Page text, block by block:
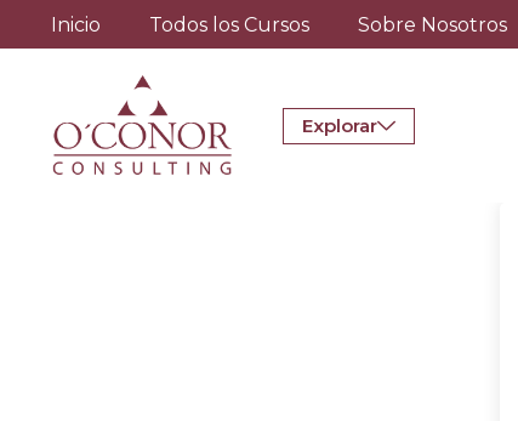
Inicio Todos los Cursos Sobre Nosotros
Explorar